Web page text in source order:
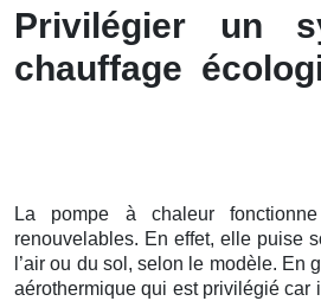
Privilégier un
chauffage
La pompe à chaleur
renouvelables. En effet, elle puise
l’air ou du sol, selon le modèle. En
aérothermique qui est privilégié